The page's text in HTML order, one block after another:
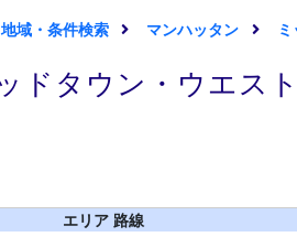
地域・条件検索 マンハッタン
ドタウン・ウエス
エリア 路線